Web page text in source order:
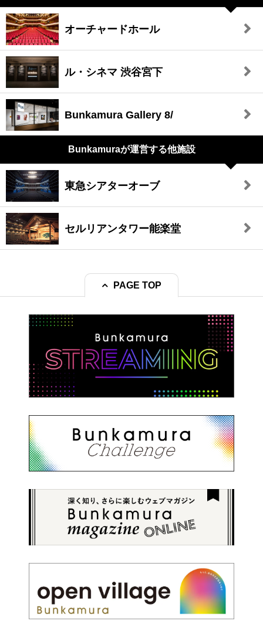
オーチャードホール
ル・シネマ 渋谷宮下
Bunkamura Gallery 8/
Bunkamuraが運営する他施設
東急シアターオーブ
セルリアンタワー能楽堂
PAGE TOP